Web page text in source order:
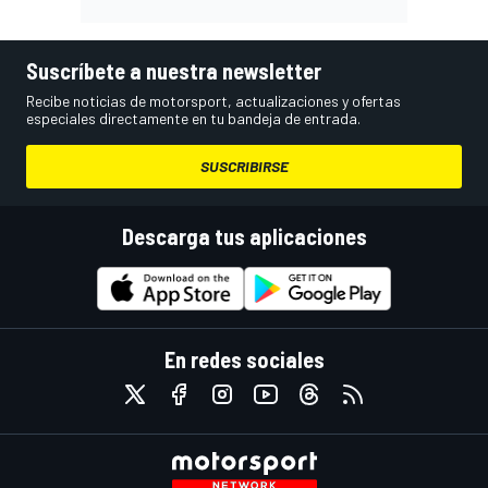
Suscríbete a nuestra newsletter
Recibe noticias de motorsport, actualizaciones y ofertas
especiales directamente en tu bandeja de entrada.
SUSCRIBIRSE
Descarga tus aplicaciones
En redes sociales